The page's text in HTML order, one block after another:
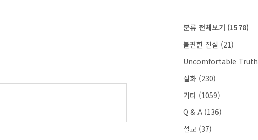
분류 전체보기 (1578)
불편한 진실 (21)
Uncomfortable Truth
실화 (230)
기타 (1059)
Q & A (136)
설교 (37)